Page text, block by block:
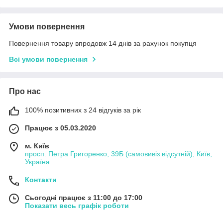
Умови повернення
Повернення товару впродовж 14 днів за рахунок покупця
Всі умови повернення
Про нас
100% позитивних з 24 відгуків за рік
Працює з 05.03.2020
м. Київ
просп. Петра Григоренко, 39Б (самовивіз відсутній), Київ,
Україна
Контакти
Сьогодні працює з 11:00 до 17:00
Показати весь графік роботи